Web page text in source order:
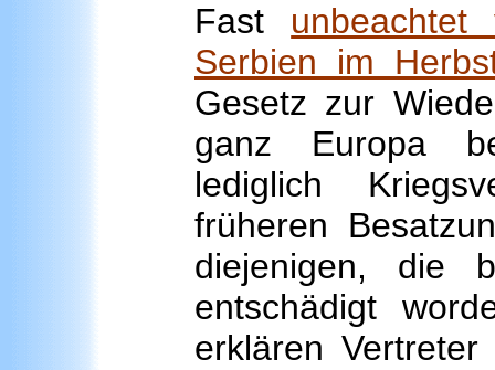
Fast
Serbien im
Gesetz zur
ganz Europa
lediglich
früheren
diejenigen, die
entschädigt
erklären